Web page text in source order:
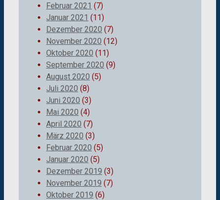
Februar 2021 (7)
Januar 2021 (11)
Dezember 2020 (7)
November 2020 (12)
Oktober 2020 (11)
September 2020 (9)
August 2020 (5)
Juli 2020 (8)
Juni 2020 (3)
Mai 2020 (4)
April 2020 (7)
März 2020 (3)
Februar 2020 (5)
Januar 2020 (5)
Dezember 2019 (3)
November 2019 (7)
Oktober 2019 (6)